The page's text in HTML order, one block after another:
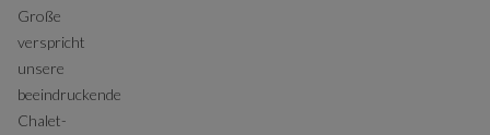
Große
verspricht
unsere
beeindruckende
Chalet-